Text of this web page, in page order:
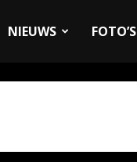
NIEUWS FOTO’S